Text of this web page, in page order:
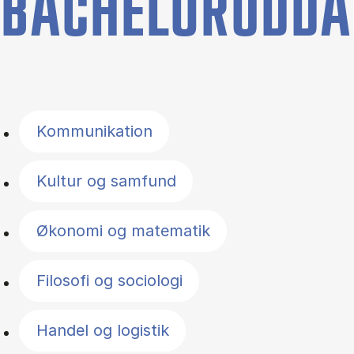
Kommunikation
Kultur og samfund
Økonomi og matematik
Filosofi og sociologi
Handel og logistik